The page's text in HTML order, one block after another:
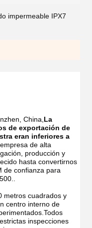
impermeable IPX7
China,La
de exportación de
eran inferiores a
de alta
producción y
hasta convertirnos
de confianza para
metros cuadrados y
centro interno de
inspecciones